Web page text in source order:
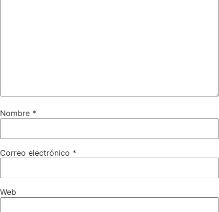
Nombre *
Correo electrónico *
Web